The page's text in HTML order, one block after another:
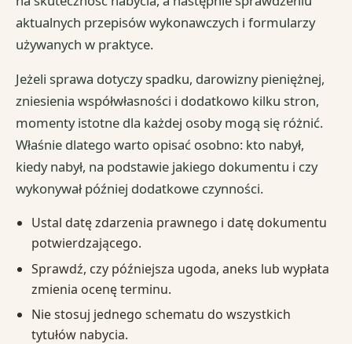
aktualnych przepisów wykonawczych i formularzy
używanych w praktyce.
Jeżeli sprawa dotyczy spadku, darowizny pieniężnej,
zniesienia współwłasności i dodatkowo kilku stron,
momenty istotne dla każdej osoby mogą się różnić.
Właśnie dlatego warto opisać osobno: kto nabył,
kiedy nabył, na podstawie jakiego dokumentu i czy
wykonywał później dodatkowe czynności.
Ustal datę zdarzenia prawnego i datę dokumentu
potwierdzającego.
Sprawdź, czy późniejsza ugoda, aneks lub wypłata
zmienia ocenę terminu.
Nie stosuj jednego schematu do wszystkich
tytułów nabycia.